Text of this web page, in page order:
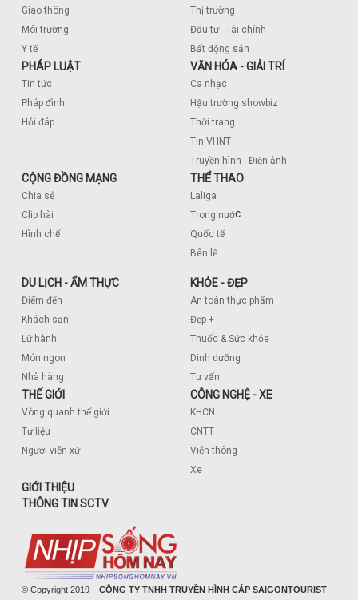
Giao thông
Môi trường
Y tế
Thị trường
Đầu tư - Tài chính
Bất động sản
PHÁP LUẬT
Tin tức
Pháp đình
Hỏi đáp
VĂN HÓA - GIẢI TRÍ
Ca nhạc
Hậu trường showbiz
Thời trang
Tin VHNT
Truyền hình - Điện ảnh
CỘNG ĐỒNG MẠNG
Chia sẻ
Clip hài
Hình chế
THỂ THAO
Laliga
Trong nước
Quốc tế
Bên lề
DU LỊCH - ẨM THỰC
Điểm đến
Khách sạn
Lữ hành
Món ngon
Nhà hàng
KHỎE - ĐẸP
An toàn thực phẩm
Đẹp +
Thuốc & Sức khỏe
Dinh dưỡng
Tư vấn
THẾ GIỚI
Vòng quanh thế giới
Tư liệu
Người viễn xứ
CÔNG NGHỆ - XE
KHCN
CNTT
Viễn thông
Xe
GIỚI THIỆU
THÔNG TIN SCTV
© Copyright 2019 – CÔNG TY TNHH TRUYỀN HÌNH CÁP SAIGONTOURIST